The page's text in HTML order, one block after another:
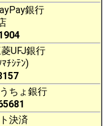
銀行
UFJ銀行
ｼﾃﾝ)
ちょ銀行
決済